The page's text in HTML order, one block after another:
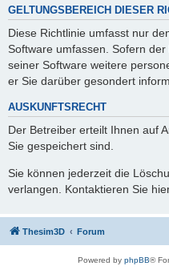
GELTUNGSBEREICH DIESER
Diese Richtlinie umfasst nur
Software umfassen. Sofern
seiner Software weitere
er Sie darüber gesondert
AUSKUNFTSRECHT
Der Betreiber erteilt Ihnen auf
Sie gespeichert sind.
Sie können jederzeit die
verlangen. Kontaktieren Sie
Thesim3D Forum
Powered by phpBB®